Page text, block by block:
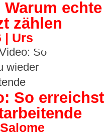
echte
zählen
| Urs
So erreichst